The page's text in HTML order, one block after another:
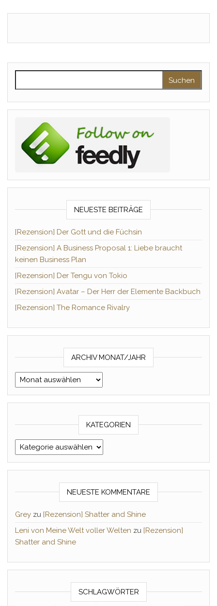
NEUESTE BEITRÄGE
[Rezension] Der Gott und die Füchsin
[Rezension] A Business Proposal 1: Liebe braucht
keinen Business Plan
[Rezension] Der Tengu von Tokio
[Rezension] Avatar – Der Herr der Elemente Backbuch
[Rezension] The Romance Rivalry
ARCHIV MONAT/JAHR
Archiv Monat/Jahr
KATEGORIEN
Kategorien
NEUESTE KOMMENTARE
Grey zu [Rezension] Shatter and Shine
Leni von Meine Welt voller Welten zu [Rezension]
Shatter and Shine
SCHLAGWÖRTER